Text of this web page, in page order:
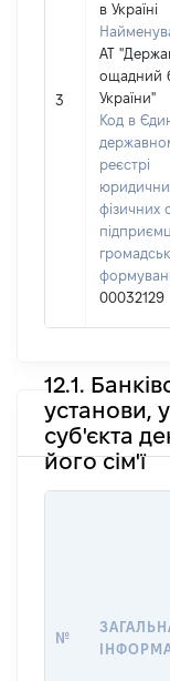
3
в Україні
АТ
ощадний
України"
Код в
реєстрі
фізичних
00032129
12.1.
установи,
суб'єкта
його сім'ї
№